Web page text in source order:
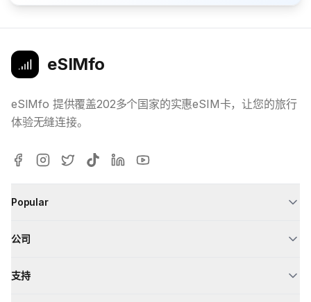
eSIMfo
eSIMfo 提供覆盖202多个国家的实惠eSIM卡，让您的旅行
体验无缝连接。
Popular
公司
支持